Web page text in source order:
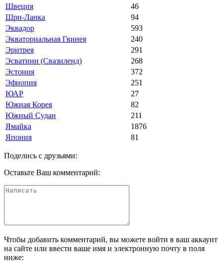
Швеция
46
Шри-Ланка
94
Эквадор
593
Экваториальная Гвинея
240
Эритрея
291
Эсватини (Свазиленд)
268
Эстония
372
Эфиопия
251
ЮАР
27
Южная Корея
82
Южный Судан
211
Ямайка
1876
Япония
81
Поделись с друзьями:
Оставьте Ваш комментарий:
Чтобы добавить комментарий, вы можете войти в ваш аккаунт
на сайте или ввести ваше имя и электронную почту в поля
ниже: